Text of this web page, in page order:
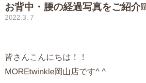
お背中・腰の経過写真をご紹介❕❕
2022.3. 7
皆さんこんにちは！！
MOREtwinkle岡山店です^ ^